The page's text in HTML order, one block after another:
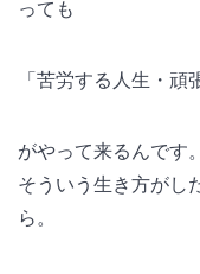
っても
「苦労する人生・頑
がやって来るんです。
そういう生き方がし
ら。